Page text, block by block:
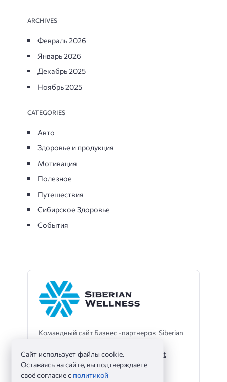
ARCHIVES
Февраль 2026
Январь 2026
Декабрь 2025
Ноябрь 2025
CATEGORIES
Авто
Здоровье и продукция
Мотивация
Полезное
Путешествия
Сибирское Здоровье
События
Командный сайт Бизнес -партнеров Siberian
Телеграмм -помощник -@sibwaleo_bot
Сайт использует файлы cookie.
Оставаясь на сайте, вы подтверждаете
своё согласие с политикой